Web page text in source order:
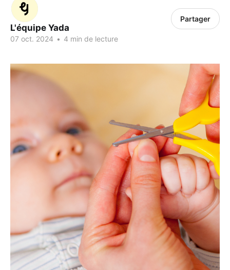
L'équipe Yada
07 oct. 2024 • 4 min de lecture
Partager